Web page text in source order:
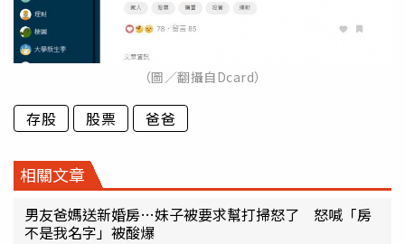
（圖／翻攝自Dcard）
存股 股票 爸爸
相關文章
男友爸媽送新婚房…妹子被要求幫打掃怒了 怒喊「房
不是我名字」被酸爆